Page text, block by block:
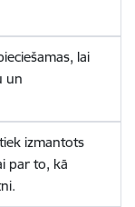
lai
un
izmantots
par to, kā